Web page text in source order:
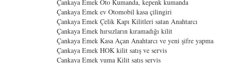
Çankaya Emek Oto Kumanda, kepenk kumanda
Çankaya Emek ev Otomobil kasa çilingiri
Çankaya Emek Çelik Kapı Kilitleri satan Anahtarcı
Çankaya Emek hırsızların kıramadığı kilit
Çankaya Emek Kasa Açan Anahtarcı ve yeni şifre yapma
Çankaya Emek HOK kilit satış ve servis
Çankaya Emek yuma Kilit satış servis